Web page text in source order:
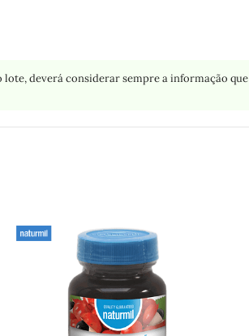
deverá considerar sempre a informação que